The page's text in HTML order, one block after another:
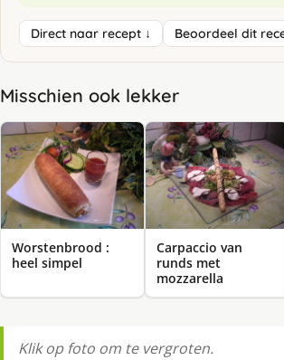
Direct naar recept ↓ Beoordeel dit
Misschien ook lekker
Worstenbrood :
heel simpel
Carpaccio van
runds met
mozzarella
Klik op foto om te vergroten.